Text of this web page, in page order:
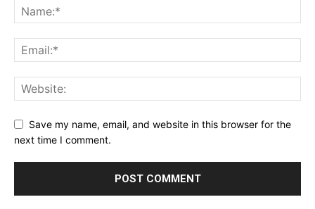
Save my name, email, and website in this browser for the
next time I comment.